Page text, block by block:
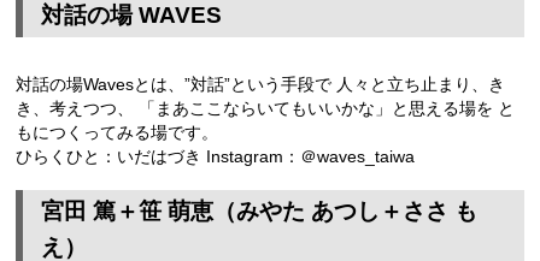
対話の場 WAVES
対話の場Wavesとは、”対話”という手段で 人々と立ち止まり、き
き、考えつつ、 「まあここならいてもいいかな」と思える場を と
もにつくってみる場です。
ひらくひと：いだはづき Instagram：＠waves_taiwa
宮田 篤＋笹 萌恵（みやた あつし＋ささ も
え）